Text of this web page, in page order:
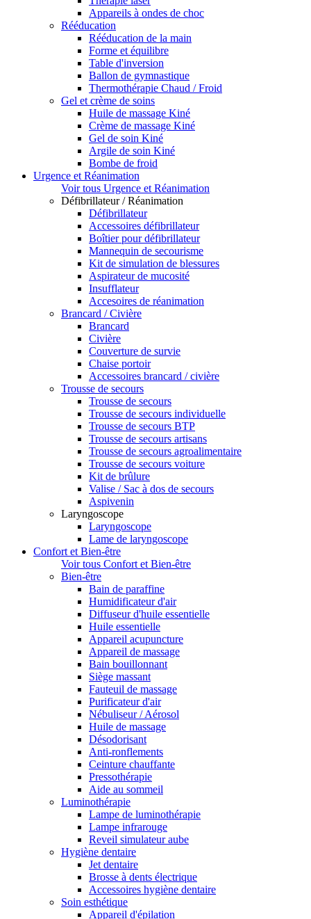
Appareils à ondes de choc
Rééducation
Rééducation de la main
Forme et équilibre
Table d'inversion
Ballon de gymnastique
Thermothérapie Chaud / Froid
Gel et crème de soins
Huile de massage Kiné
Crème de massage Kiné
Gel de soin Kiné
Argile de soin Kiné
Bombe de froid
Urgence et Réanimation
Voir tous Urgence et Réanimation
Défibrillateur / Réanimation
Défibrillateur
Accessoires défibrillateur
Boîtier pour défibrillateur
Mannequin de secourisme
Kit de simulation de blessures
Aspirateur de mucosité
Insufflateur
Accesoires de réanimation
Brancard / Civière
Brancard
Civière
Couverture de survie
Chaise portoir
Accessoires brancard / civière
Trousse de secours
Trousse de secours
Trousse de secours individuelle
Trousse de secours BTP
Trousse de secours artisans
Trousse de secours agroalimentaire
Trousse de secours voiture
Kit de brûlure
Valise / Sac à dos de secours
Aspivenin
Laryngoscope
Laryngoscope
Lame de laryngoscope
Confort et Bien-être
Voir tous Confort et Bien-être
Bien-être
Bain de paraffine
Humidificateur d'air
Diffuseur d'huile essentielle
Huile essentielle
Appareil acupuncture
Appareil de massage
Bain bouillonnant
Siège massant
Fauteuil de massage
Purificateur d'air
Nébuliseur / Aérosol
Huile de massage
Désodorisant
Anti-ronflements
Ceinture chauffante
Pressothérapie
Aide au sommeil
Luminothérapie
Lampe de luminothérapie
Lampe infrarouge
Reveil simulateur aube
Hygiène dentaire
Jet dentaire
Brosse à dents électrique
Accessoires hygiène dentaire
Soin esthétique
Appareil d'épilation